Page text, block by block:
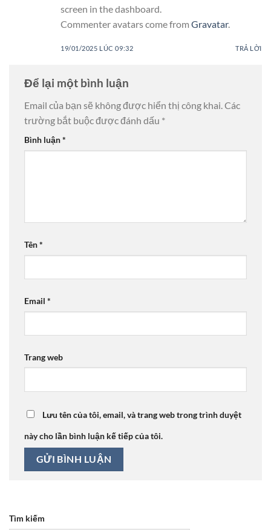
screen in the dashboard.
Commenter avatars come from Gravatar.
19/01/2025 LÚC 09:32 TRẢ LỜI
Để lại một bình luận
Email của bạn sẽ không được hiển thị công khai.Các
trường bắt buộc được đánh dấu *
Bình luận*
Tên*
Email *
Trang web
Lưu tên của tôi, email, và trang web trong trình duyệt
này cho lần bình luận kế tiếp của tôi.
Tìm kiếm